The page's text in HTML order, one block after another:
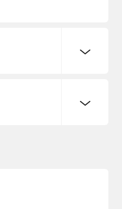
出防止に関す
ライン
・震災復興